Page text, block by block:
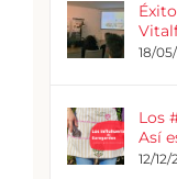
18/
Los
Así
12/